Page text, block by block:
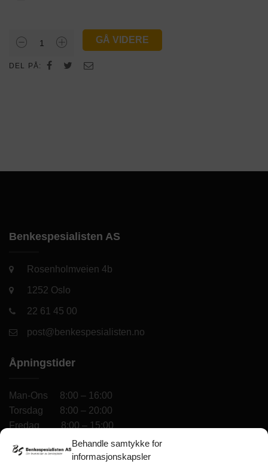
Behandle samtykke for
informasjonskapsler
Enkel
antall
GÅ VIDERE
DEL PÅ:
Benkespesialisten AS
Rosenholmveien 4b
1252 Oslo
22 61 45 00
post@benkespesialisten.no
Åpningstider
Man-Ons 8:00 – 16:00
Torsdag 8:00 – 20:00
Fredag 8:00 – 15:00
Lørdag 10:00 – 14:00